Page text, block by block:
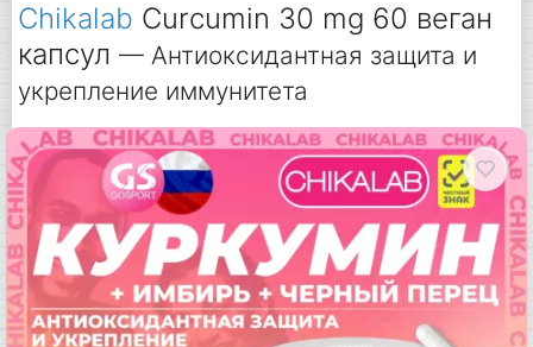
Chikalab Curcumin 30 mg 60 веган
капсул — Антиоксидантная защита и
укрепление иммунитета